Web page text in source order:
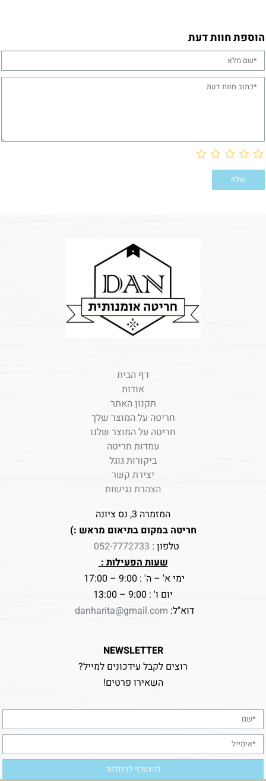
הוספת חוות דעת
דף הבית
אודות
תקנון האתר
חריטה על המוצר שלך
חריטה על המוצר שלנו
עמדות חריטה
ביקורות גוגל
יצירת קשר
הצהרת נגישות
המזמרה 3, נס ציונה
חריטה במקום בתיאום מראש :)
טלפון : 052-7772733
שעות הפעילות :
ימי א' – ה' : 9:00 – 17:00
יום ו' : 9:00 – 13:00
דוא"ל: danharita@gmail.com
NEWSLETTER
רוצים לקבל עידכונים למייל?
השאירו פרטים!